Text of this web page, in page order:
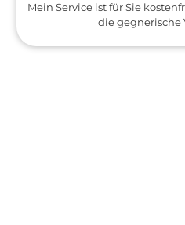
Mein Service ist für Sie
die gegnerische